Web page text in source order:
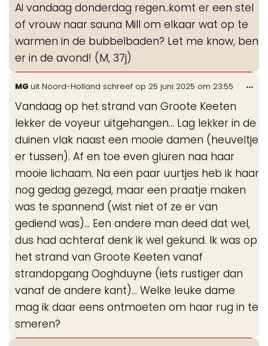
Ai vandaag donderdag regen..komt er een stel
of vrouw naar sauna Mill om elkaar wat op te
warmen in de bubbelbaden? Let me know, ben
er in de avond! (M, 37j)
MG uit Noord-Holland schreef op 25 juni 2025 om 23:55
Vandaag op het strand van Groote Keeten
lekker de voyeur uitgehangen... Lag lekker in de
duinen vlak naast een mooie damen (heuveltje
er tussen). Af en toe even gluren naa haar
mooie lichaam. Na een paar uurtjes heb ik haar
nog gedag gezegd, maar een praatje maken
was te spannend (wist niet of ze er van
gediend was)... Een andere man deed dat wel,
dus had achteraf denk ik wel gekund. Ik was op
het strand van Groote Keeten vanaf
strandopgang Ooghduyne (iets rustiger dan
vanaf de andere kant)... Welke leuke dame
mag ik daar eens ontmoeten om haar rug in te
smeren?
...